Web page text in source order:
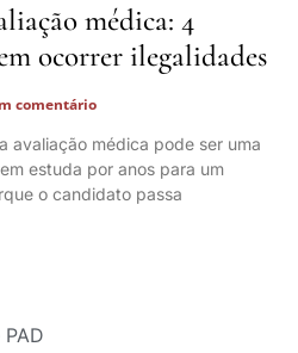
médica: 4
ocorrer ilegalidades
comentário
avaliação médica pode ser uma
estuda por anos para um
o candidato passa